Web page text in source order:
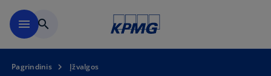
menu search
Pagrindinis Įžvalgos